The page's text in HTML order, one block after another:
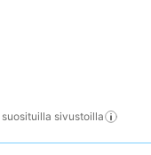
sivustoilla